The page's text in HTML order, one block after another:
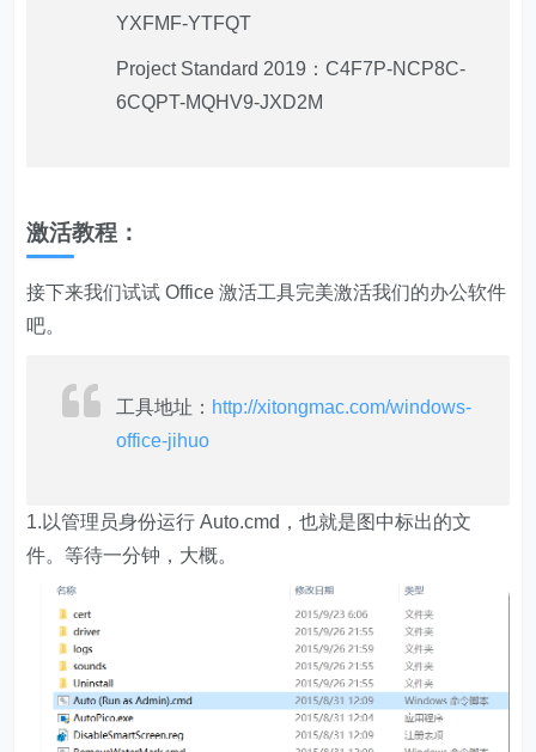
YXFMF-YTFQT
Project Standard 2019：C4F7P-NCP8C-
6CQPT-MQHV9-JXD2M
激活教程：
接下来我们试试 Office 激活工具完美激活我们的办公软件
吧。
工具地址： http://xitongmac.com/windows-
office-jihuo
1.以管理员身份运行 Auto.cmd，也就是图中标出的文
件。等待一分钟，大概。